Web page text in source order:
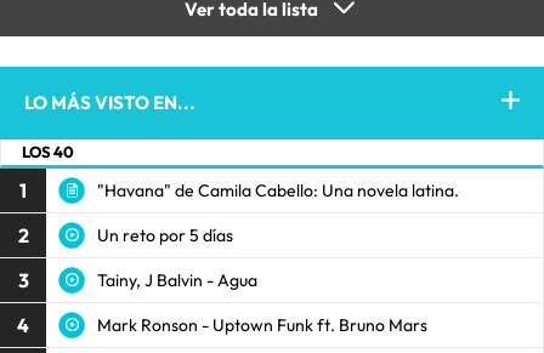
Ver toda la lista
LO MÁS VISTO EN...
LOS 40
1 "Havana" de Camila Cabello: Una novela latina.
2 Un reto por 5 días
3 Tainy, J Balvin - Agua
4 Mark Ronson - Uptown Funk ft. Bruno Mars